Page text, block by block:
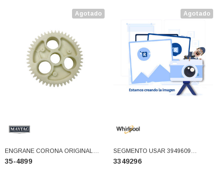
BALERO 6006 ORIG SELLO NEOPRENO
360130 W10239909 228C2007P001 (3934469)
3934469
$46.62
$30.68
Agotado
ENGRANE CORONA ORIGINAL
TRANS MAYTAG 620 RPM
35-4899
Agotado
SEGMENTO USAR 3949609
(3349296)
3349296